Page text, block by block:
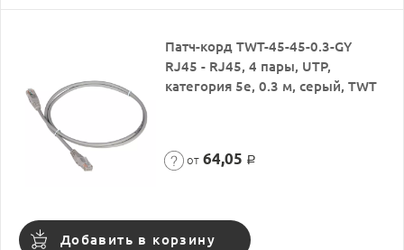
Патч-корд TWT-45-45-0.3-GY
RJ45 - RJ45, 4 пары, UTP,
категория 5е, 0.3 м, серый, TWT
от 64,05 Р
Добавить в корзину